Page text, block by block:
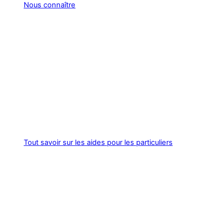
Nous connaître
Tout savoir sur les aides pour les particuliers